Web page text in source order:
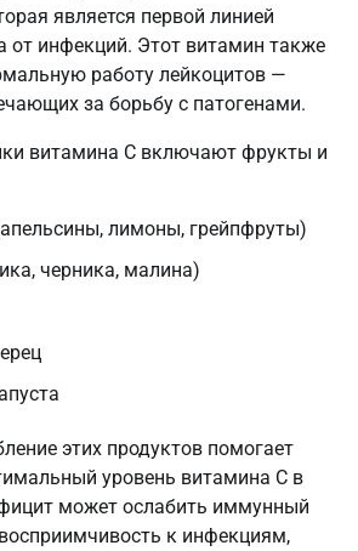
является первой линией
от инфекций. Этот витамин также
работу лейкоцитов —
за борьбу с патогенами.
витамина C включают фрукты и
лимоны, грейпфруты)
черника, малина)
этих продуктов помогает
уровень витамина C в
может ослабить иммунный
к инфекциям,